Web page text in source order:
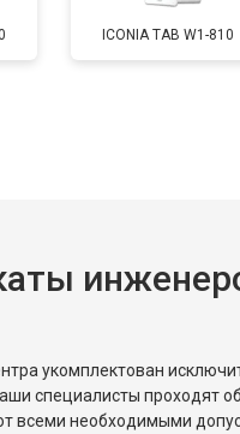
ICONIA TAB W1-810
укомплектован
специалисты проходят
всеми необходимыми